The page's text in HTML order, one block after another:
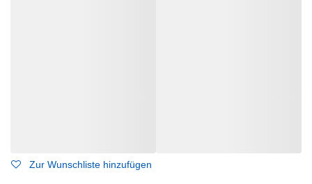
Zur Wunschliste hinzufügen